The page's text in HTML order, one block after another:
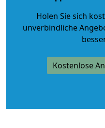
Holen Sie sich
unverbindliche
Kostenlose